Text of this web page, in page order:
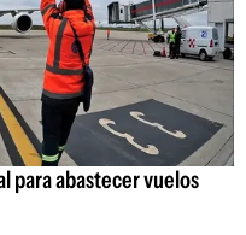
para abastecer vuelos